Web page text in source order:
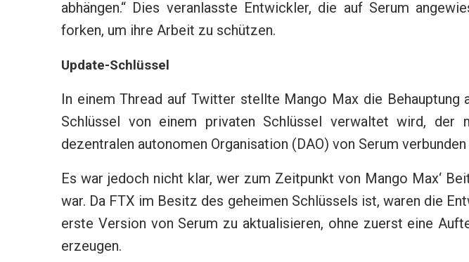
abhängen.“ Dies veranlasste Entwickler, die auf Serum
forken, um ihre Arbeit zu schützen.
Update-Schlüssel
In einem Thread auf Twitter stellte Mango Max die Behauptung
Schlüssel von einem privaten Schlüssel verwaltet wird,
dezentralen autonomen Organisation (DAO) von Serum
Es war jedoch nicht klar, wer zum Zeitpunkt von Mango Max‘
war. Da FTX im Besitz des geheimen Schlüssels ist, waren die
erste Version von Serum zu aktualisieren, ohne zuerst eine
erzeugen.